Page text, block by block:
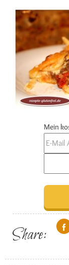
Mein
Share: